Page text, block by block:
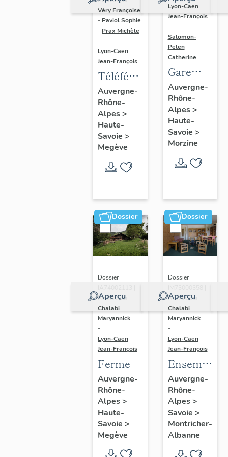
Véry Françoise
- Paviol Sophie
- Prax Michèle
-
Lyon-Caen
Jean-François
Téléférique
de
Rochebrune
Auvergne-
Rhône-
Alpes>
Haute-
Savoie >
Megève
Lyon-Caen
Jean-François
-
Salomon-
Pelen
Catherine
Gare
inférieure
du
des
Prodains
Auvergne-
Rhône-
Alpes>
Haute-
Savoie >
Morzine
Dossier
Aperçu
Dossier
Réalisé par
Chalabi
Maryannick
-
Lyon-Caen
Jean-François
Ferme
Auvergne-
Rhône-
Alpes>
Haute-
Savoie >
Megève
Dossier
Aperçu
Dossier
Réalisé par
Chalabi
Maryannick
-
Lyon-Caen
Jean-François
Ensemble
du
mobilier
de la
armoire-
Auvergne-
Rhône-
Alpes>
Savoie >
Montricher-
Albanne